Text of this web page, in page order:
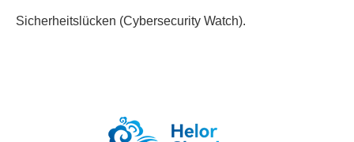
Sicherheitslücken (Cybersecurity Watch).